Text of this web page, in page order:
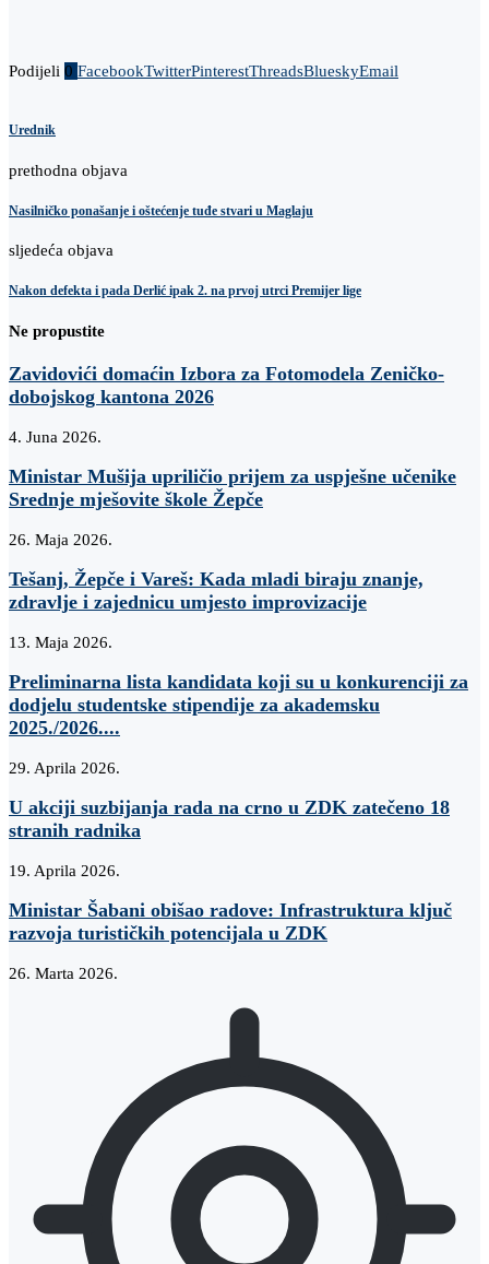
Podijeli 0 FacebookTwitterPinterestThreadsBlueskyEmail
Urednik
prethodna objava
Nasilničko ponašanje i oštećenje tuđe stvari u Maglaju
sljedeća objava
Nakon defekta i pada Derlić ipak 2. na prvoj utrci Premijer lige
Ne propustite
Zavidovići domaćin Izbora za Fotomodela Zeničko-
dobojskog kantona 2026
4. Juna 2026.
Ministar Mušija upriličio prijem za uspješne učenike
Srednje mješovite škole Žepče
26. Maja 2026.
Tešanj, Žepče i Vareš: Kada mladi biraju znanje,
zdravlje i zajednicu umjesto improvizacije
13. Maja 2026.
Preliminarna lista kandidata koji su u konkurenciji za
dodjelu studentske stipendije za akademsku
2025./2026....
29. Aprila 2026.
U akciji suzbijanja rada na crno u ZDK zatečeno 18
stranih radnika
19. Aprila 2026.
Ministar Šabani obišao radove: Infrastruktura ključ
razvoja turističkih potencijala u ZDK
26. Marta 2026.